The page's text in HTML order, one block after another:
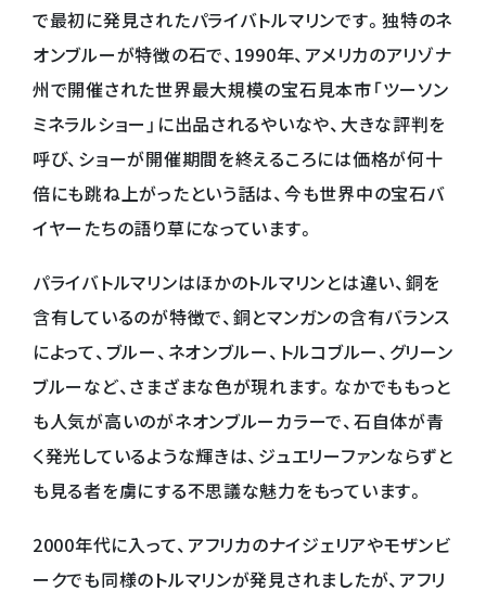
で最初に発見されたパライバトルマリンです。独特のネ
オンブルーが特徴の石で、1990年、アメリカのアリゾナ
州で開催された世界最大規模の宝石見本市「ツーソン
ミネラルショー」に出品されるやいなや、大きな評判を
呼び、ショーが開催期間を終えるころには価格が何十
倍にも跳ね上がったという話は、今も世界中の宝石バ
イヤーたちの語り草になっています。
パライバトルマリンはほかのトルマリンとは違い、銅を
含有しているのが特徴で、銅とマンガンの含有バランス
によって、ブルー、ネオンブルー、トルコブルー、グリーン
ブルーなど、さまざまな色が現れます。なかでももっと
も人気が高いのがネオンブルーカラーで、石自体が青
く発光しているような輝きは、ジュエリーファンならずと
も見る者を虜にする不思議な魅力をもっています。
2000年代に入って、アフリカのナイジェリアやモザンビ
ークでも同様のトルマリンが発見されましたが、アフリ